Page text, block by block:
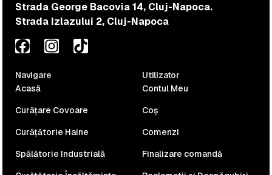
Strada George Bacovia 14, Cluj-Napoca.
Strada Izlazului 2, Cluj-Napoca
Navigare
Acasă
Curățare Covoare
Curățătorie Haine
Spălătorie Industrială
Utilizator
Contul Meu
Coș
Comenzi
Finalizare comandă